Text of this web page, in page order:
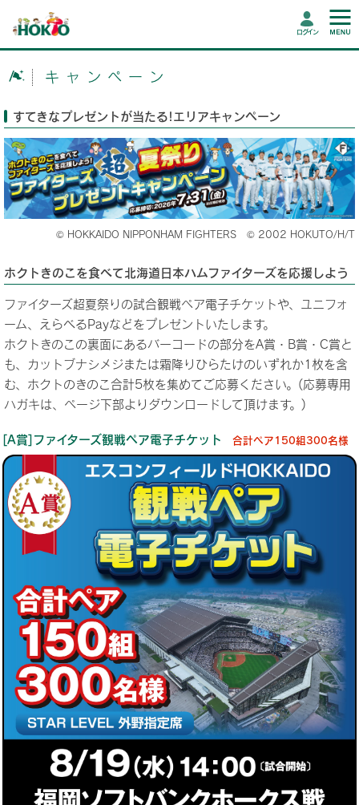
ログイン
キャンペーン
すてきなプレゼントが当たる!エリアキャンペーン
© HOKKAIDO NIPPONHAM FIGHTERS © 2002 HOKUTO/H/T
ホクトきのこを食べて北海道日本ハムファイターズを応援しよう
ファイターズ超夏祭りの試合観戦ペア電子チケットや、ユニフォ
ーム、えらべるPayなどをプレゼントいたします。
ホクトきのこの裏面にあるバーコードの部分をA賞・B賞・C賞と
も、カットブナシメジまたは霜降りひらたけのいずれか1枚を含
む、ホクトのきのこ合計5枚を集めてご応募ください。(応募専用
ハガキは、ページ下部よりダウンロードして頂けます。)
[A賞]ファイターズ観戦ペア電子チケット 合計ペア150組300名様